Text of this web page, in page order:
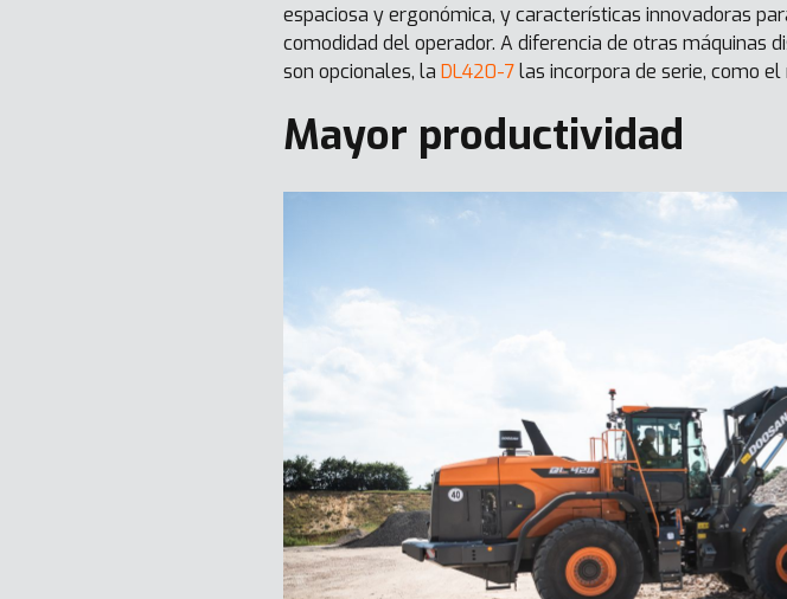
espaciosa y ergonómica, y características innovadoras
comodidad del operador. A diferencia de otras máquinas
son opcionales, la DL420-7las incorpora de serie, como
Mayor productividad